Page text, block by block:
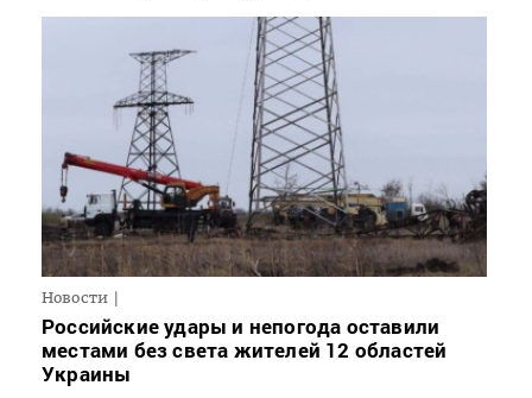
Новости
Российские удары и непогода оставили
местами без света жителей 12 областей
Украины